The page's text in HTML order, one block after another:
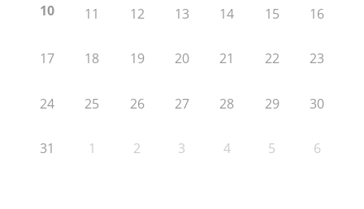
10 11 12 13 14 15 16
17 18 19 20 21 22 23
24 25 26 27 28 29 30
31 1 2 3 4 5 6